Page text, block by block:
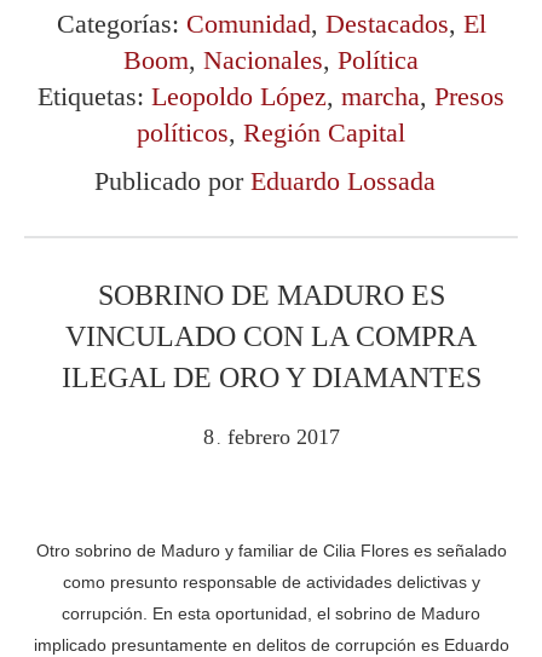
Categorías: Comunidad, Destacados, El
Boom, Nacionales, Política
Etiquetas: Leopoldo López, marcha, Presos
políticos, Región Capital
Publicado por Eduardo Lossada
SOBRINO DE MADURO ES
VINCULADO CON LA COMPRA
ILEGAL DE ORO Y DIAMANTES
8 . febrero 2017
Otro sobrino de Maduro y familiar de Cilia Flores es señalado
como presunto responsable de actividades delictivas y
corrupción. En esta oportunidad, el sobrino de Maduro
implicado presuntamente en delitos de corrupción es Eduardo